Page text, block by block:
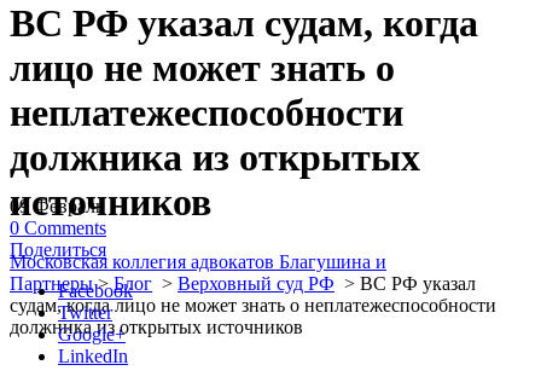
ВС РФ указал судам, когда
лицо не может знать о
неплатежеспособности
должника из открытых
источников
Московская коллегия адвокатов Благушина и
Партнеры>Блог > Верховный суд РФ > ВС РФ указал
судам, когда лицо не может знать о неплатежеспособности
должника из открытых источников
09 Февраль
0 Comments
Поделиться
Facebook
Twitter
Google+
LinkedIn